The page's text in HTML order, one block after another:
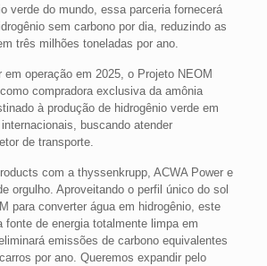
verde do mundo, essa parceria fornecerá
sem carbono por dia, reduzindo as
três milhões toneladas por ano.
em operação em 2025, o Projeto NEOM
compradora exclusiva da amônia
à produção de hidrogênio verde em
buscando atender
de transporte.
com a thyssenkrupp, ACWA Power e
orgulho. Aproveitando o perfil único do sol
para converter água em hidrogênio, este
fonte de energia totalmente limpa em
emissões de carbono equivalentes
por ano. Queremos expandir pelo